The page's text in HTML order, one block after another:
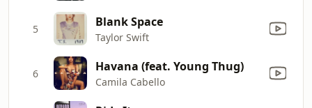
5 Blank Space
Taylor Swift
6 Havana (feat. Young Thug)
Camila Cabello